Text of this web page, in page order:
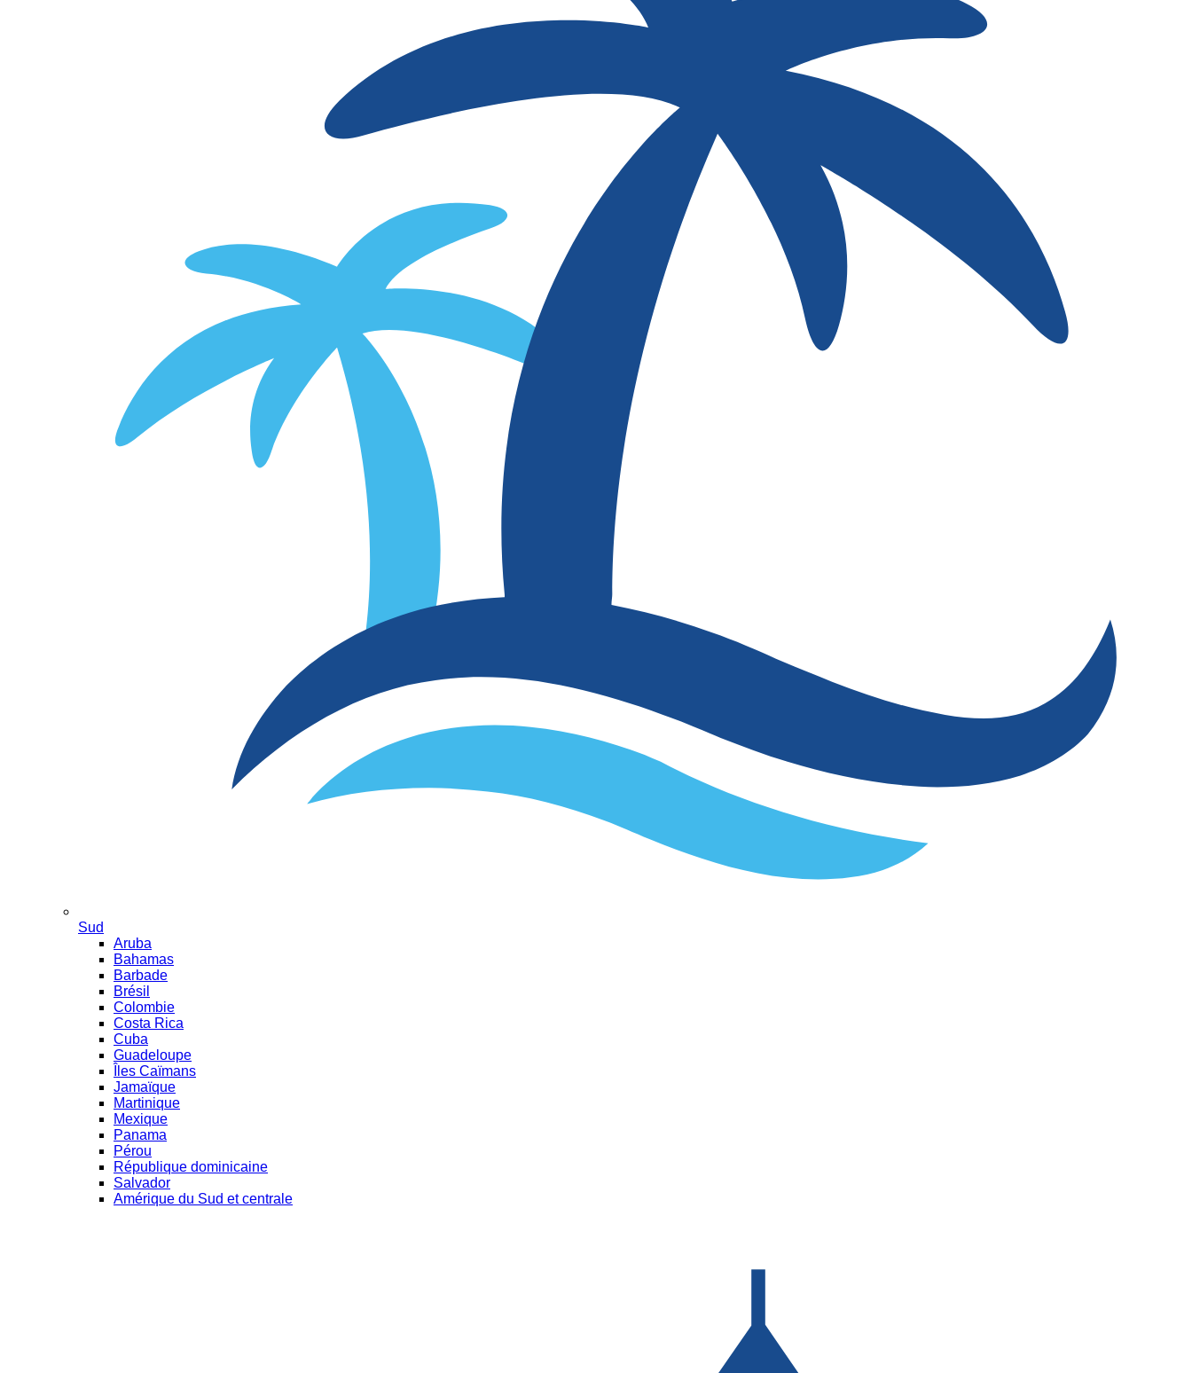
Sud
Aruba
Bahamas
Barbade
Brésil
Colombie
Costa Rica
Cuba
Guadeloupe
Îles Caïmans
Jamaïque
Martinique
Mexique
Panama
Pérou
République dominicaine
Salvador
Amérique du Sud et centrale